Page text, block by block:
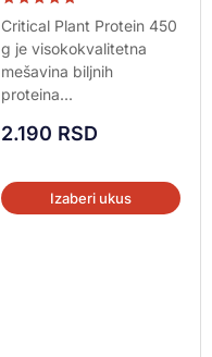
Ocenjeno sa
5.00
od 5
Critical Plant Protein 450
g je visokokvalitetna
mešavina biljnih
proteina...
2.190 RSD
Izaberi ukus